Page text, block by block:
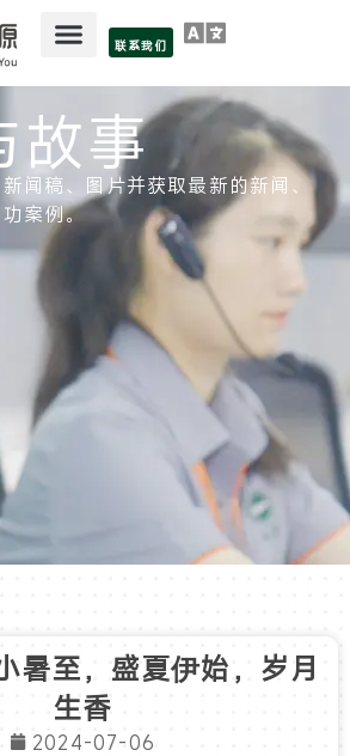
联系我们
故事
闻稿、图片并获取最新的新闻、
案例。
暑至，盛夏伊始，岁月
生香
2024-07-06